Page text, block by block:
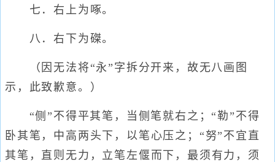
七．右上为啄。
八．右下为磔。
（因无法将“永”字拆分开来，故无八画图
示，此致歉意。）
“侧”不得平其笔，当侧笔就右之；“勒”不得
卧其笔，中高两头下，以笔心压之；“努”不宜直
其笔，直则无力，立笔左偃而下，最须有力，须